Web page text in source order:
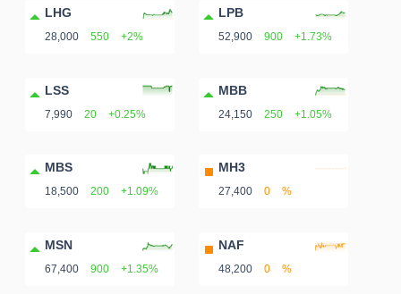
LHG
28,000 550 +2%
LPB
52,900 900 +1.73%
LSS
7,990 20 +0.25%
MBB
24,150 250 +1.05%
MBS
18,500 200 +1.09%
MH3
27,400 0 %
MSN
67,400 900 +1.35%
NAF
48,200 0 %